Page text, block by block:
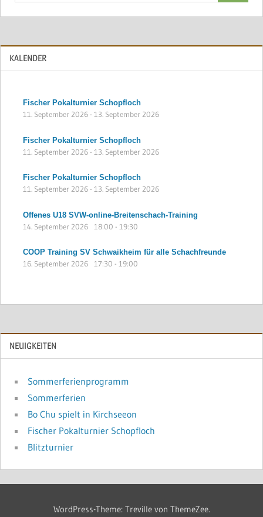
KALENDER
Fischer Pokalturnier Schopfloch
11. September 2026- 13. September 2026
Fischer Pokalturnier Schopfloch
11. September 2026- 13. September 2026
Fischer Pokalturnier Schopfloch
11. September 2026- 13. September 2026
Offenes U18 SVW-online-Breitenschach-Training
14. September 2026 18:00 - 19:30
COOP Training SV Schwaikheim für alle Schachfreunde
16. September 2026 17:30 - 19:00
NEUIGKEITEN
Sommerferienprogramm
Sommerferien
Bo Chu spielt in Kirchseeon
Fischer Pokalturnier Schopfloch
Blitzturnier
WordPress-Theme: Treville von ThemeZee.